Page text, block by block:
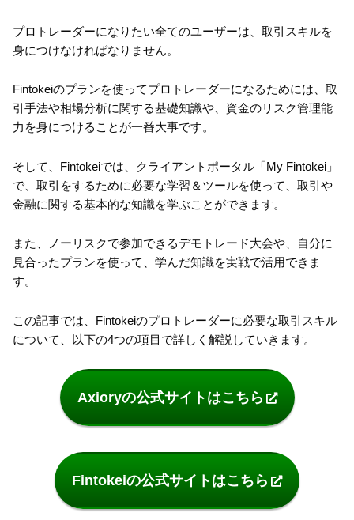
プロトレーダーになりたい全てのユーザーは、取引スキルを
身につけなければなりません。
Fintokeiのプランを使ってプロトレーダーになるためには、取
引手法や相場分析に関する基礎知識や、資金のリスク管理能
力を身につけることが一番大事です。
そして、Fintokeiでは、クライアントポータル「My Fintokei」
で、取引をするために必要な学習＆ツールを使って、取引や
金融に関する基本的な知識を学ぶことができます。
また、ノーリスクで参加できるデモトレード大会や、自分に
見合ったプランを使って、学んだ知識を実戦で活用できま
す。
この記事では、Fintokeiのプロトレーダーに必要な取引スキル
について、以下の4つの項目で詳しく解説していきます。
Axioryの公式サイトはこちら
Fintokeiの公式サイトはこちら